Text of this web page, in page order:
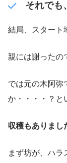
それでも
結局、スタート
親には謝ったの
では元の木阿弥
か・・・・？と
収穫もありまし
まず坊が、ハ